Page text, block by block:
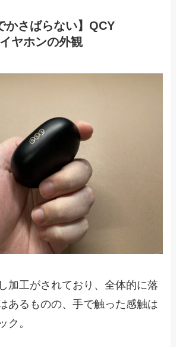
かさばらない】QCY
ヤホンの外観
加工がされており、全体的に落
あるものの、手で触った感触は
ク。